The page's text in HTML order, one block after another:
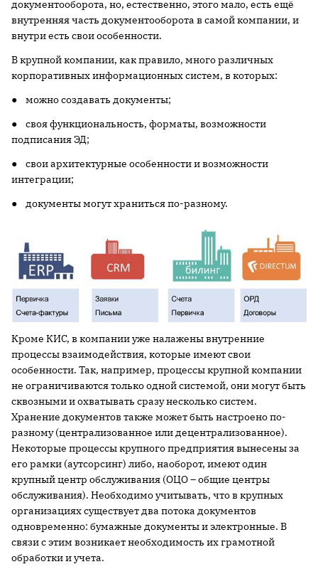
документооборота, но, естественно, этого мало, есть ещё
внутренняя часть документооборота в самой компании, и
внутри есть свои особенности.
В крупной компании, как правило, много различных
корпоративных информационных систем, в которых:
● можно создавать документы;
● своя функциональность, форматы, возможности
подписания ЭД;
● свои архитектурные особенности и возможности
интеграции;
● документы могут храниться по-разному.
Кроме КИС, в компании уже налажены внутренние
процессы взаимодействия, которые имеют свои
особенности. Так, например, процессы крупной компании
не ограничиваются только одной системой, они могут быть
сквозными и охватывать сразу несколько систем.
Хранение документов также может быть настроено по-
разному (централизованное или децентрализованное).
Некоторые процессы крупного предприятия вынесены за
его рамки (аутсорсинг) либо, наоборот, имеют один
крупный центр обслуживания (ОЦО – общие центры
обслуживания). Необходимо учитывать, что в крупных
организациях существует два потока документов
одновременно: бумажные документы и электронные. В
связи с этим возникает необходимость их грамотной
обработки и учета.